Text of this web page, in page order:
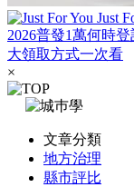
Just
2026普發1萬何時
大領取方式一次看
×
文章分類
地方治理
縣市評比